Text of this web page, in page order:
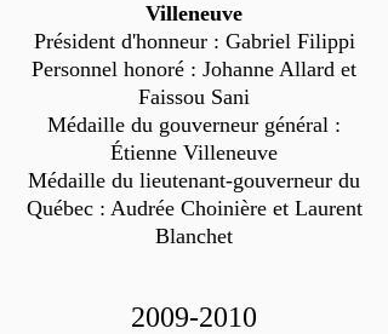
Villeneuve
Président d'honneur : Gabriel Filippi
Personnel honoré : Johanne Allard et
Faissou Sani
Médaille du gouverneur général :
Étienne Villeneuve
Médaille du lieutenant-gouverneur du
Québec : Audrée Choinière et Laurent
Blanchet
2009-2010